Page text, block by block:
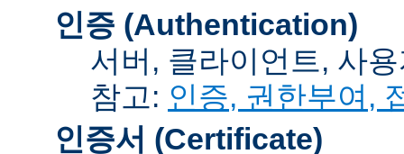
인증 (Authentication)
서버, 클라이언트, 사
참고: 인증, 권한부여,
인증서 (Certificate)